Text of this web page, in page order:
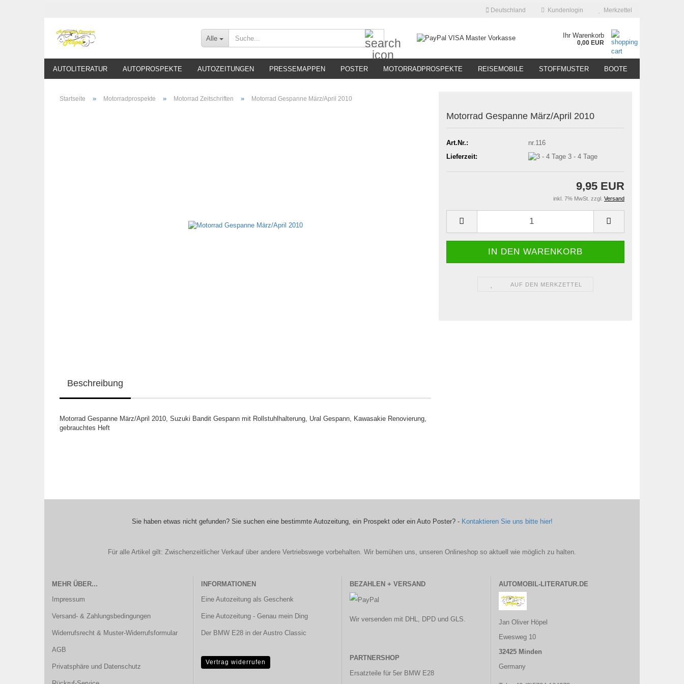
Deutschland Kundenlogin Merkzettel
Alle Ihr Warenkorb
0,00 EUR
AUTOLITERATUR AUTOPROSPEKTE AUTOZEITUNGEN PRESSEMAPPEN POSTER MOTORRADPROSPEKTE REISEMOBILE STOFFMUSTER BOOTE
Startseite » Motorradprospekte » Motorrad Zeitschriften » Motorrad Gespanne März/April 2010
Motorrad Gespanne März/April 2010
Art.Nr.:
nr.116
Lieferzeit:
3 - 4 Tage
9,95 EUR
inkl. 7% MwSt. zzgl. Versand
AUF DEN MERKZETTEL
Beschreibung
Motorrad Gespanne März/April 2010, Suzuki Bandit Gespann mit Rollstuhlhalterung, Ural Gespann, Kawasakie Renovierung,
gebrauchtes Heft
Sie haben etwas nicht gefunden? Sie suchen eine bestimmte Autozeitung, ein Prospekt oder ein Auto Poster? - Kontaktieren Sie uns bitte hier!
Für alle Artikel gilt: Zwischenzeitlicher Verkauf über andere Vertriebswege vorbehalten. Wir bemühen uns, unseren Onlineshop so aktuell wie möglich zu halten.
MEHR ÜBER...
Impressum
Versand- & Zahlungsbedingungen
Widerrufsrecht & Muster-Widerrufsformular
AGB
Privatsphäre und Datenschutz
INFORMATIONEN
Eine Autozeitung als Geschenk
Eine Autozeitung - Genau mein Ding
Der BMW E28 in der Austro Classic
Vertrag widerrufen
BEZAHLEN + VERSAND
Wir versenden mit DHL, DPD und GLS.
PARTNERSHOP
Ersatzteile für 5er BMW E28
AUTOMOBIL-LITERATUR.DE
Jan Oliver Höpel
Ewesweg 10
32425 Minden
Germany